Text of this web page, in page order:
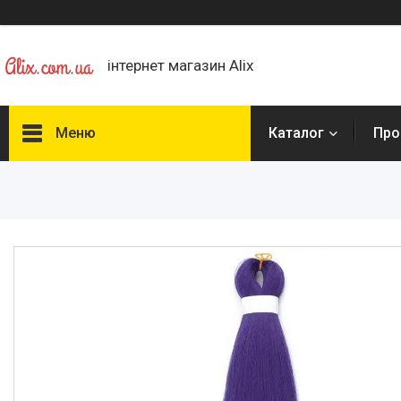
інтернет магазин Alix
Меню Каталог